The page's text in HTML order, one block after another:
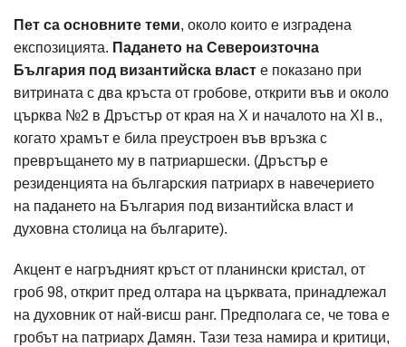
Пет са основните теми, около които е изградена
експозицията. Падането на Североизточна
България под византийска власт е показано при
витрината с два кръста от гробове, открити във и около
църква №2 в Дръстър от края на Х и началото на XI в.,
когато храмът е била преустроен във връзка с
превръщането му в патриаршески. (Дръстър е
резиденцията на българския патриарх в навечерието
на падането на България под византийска власт и
духовна столица на българите).
Акцент е нагръдният кръст от планински кристал, от
гроб 98, открит пред олтара на църквата, принадлежал
на духовник от най-висш ранг. Предполага се, че това е
гробът на патриарх Дамян. Тази теза намира и критици,